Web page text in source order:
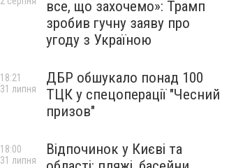
все, що захочемо»: Трамп
зробив гучну заяву про
угоду з Україною
ДБР обшукало понад 100
ТЦК у спецоперації "Чесний
призов"
18:21
31 липня
Відпочинок у Києві та
18:00
31 липня